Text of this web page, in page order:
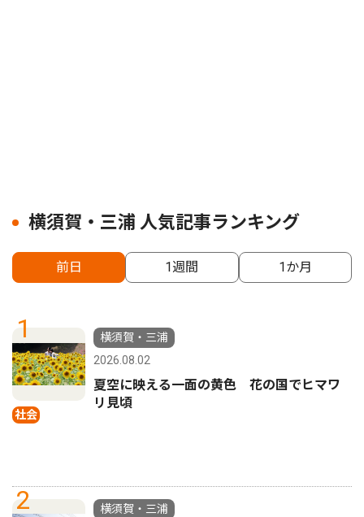
横須賀・三浦 人気記事ランキング
前日 1週間 1か月
1
社会
横須賀・三浦
2026.08.02
夏空に映える一面の黄色 花の国でヒマワ
リ見頃
2
横須賀・三浦